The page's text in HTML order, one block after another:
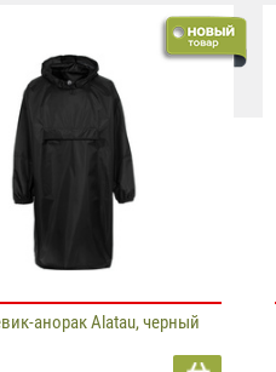
анорак Alatau, черный